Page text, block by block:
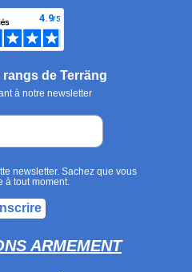
rangs de Terräng
à notre newsletter
newsletter. Sachez que vous
à tout moment.
ARMEMENT